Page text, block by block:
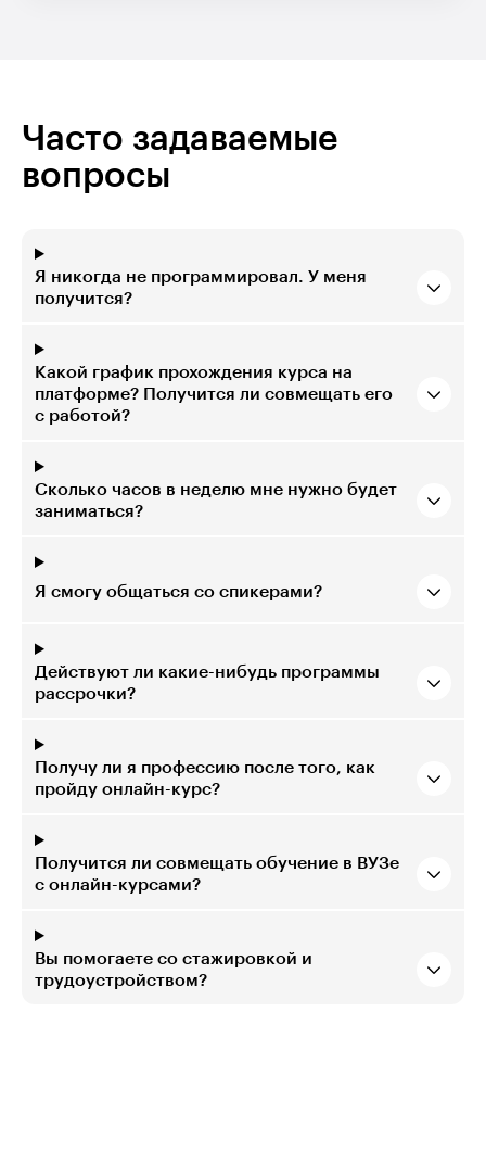
Часто задаваемые
вопросы
Я никогда не программировал. У меня
получится?
Какой график прохождения курса на
платформе? Получится ли совмещать его
с работой?
Сколько часов в неделю мне нужно будет
заниматься?
Я смогу общаться со спикерами?
Действуют ли какие-нибудь программы
рассрочки?
Получу ли я профессию после того, как
пройду онлайн-курс?
Получится ли совмещать обучение в ВУЗе
с онлайн-курсами?
Вы помогаете со стажировкой и
трудоустройством?